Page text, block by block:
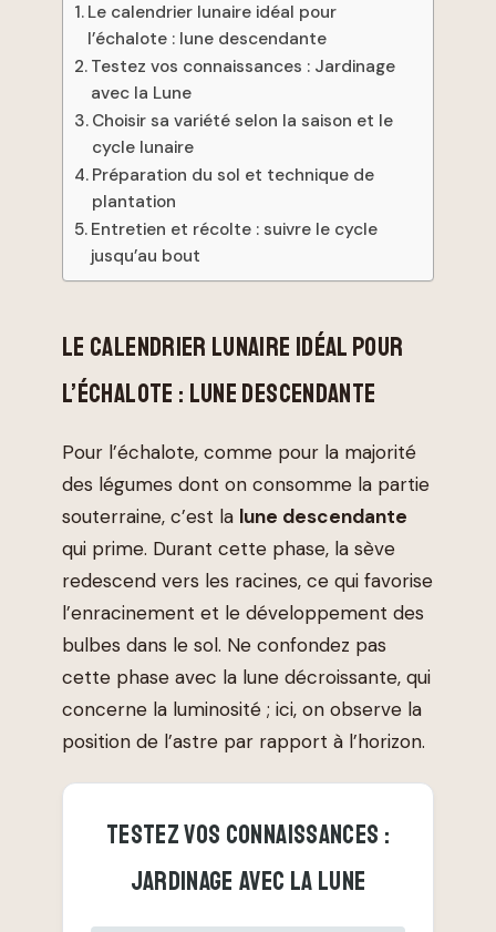
Le calendrier lunaire idéal pour
l’échalote : lune descendante
Testez vos connaissances : Jardinage
avec la Lune
Choisir sa variété selon la saison et le
cycle lunaire
Préparation du sol et technique de
plantation
Entretien et récolte : suivre le cycle
jusqu’au bout
LE CALENDRIER LUNAIRE IDÉAL POUR
L’ÉCHALOTE : LUNE DESCENDANTE
Pour l’échalote, comme pour la majorité
des légumes dont on consomme la partie
souterraine, c’est la lune descendante
qui prime. Durant cette phase, la sève
redescend vers les racines, ce qui favorise
l’enracinement et le développement des
bulbes dans le sol. Ne confondez pas
cette phase avec la lune décroissante, qui
concerne la luminosité ; ici, on observe la
position de l’astre par rapport à l’horizon.
TESTEZ VOS CONNAISSANCES :
JARDINAGE AVEC LA LUNE